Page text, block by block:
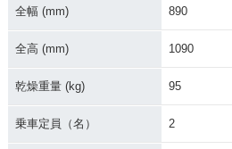
全幅 (mm) 890
全高 (mm) 1090
乾燥重量 (kg) 95
乗車定員（名） 2